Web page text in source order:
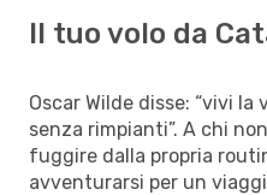
Il tuo volo da
Oscar Wilde disse: “vivi
senza rimpianti”. A chi
fuggire dalla propria
avventurarsi per un